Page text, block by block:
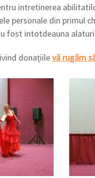
intretinerea
personale din primul
fost intotdeauna
donațiilevă rugăm